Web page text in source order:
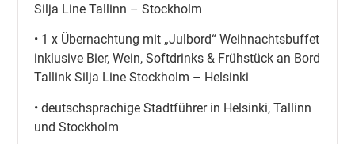
Silja Line Tallinn – Stockholm
• 1 x Übernachtung mit „Julbord“ Weihnachtsbuffet
inklusive Bier, Wein, Softdrinks & Frühstück an Bord
Tallink Silja Line Stockholm – Helsinki
• deutschsprachige Stadtführer in Helsinki, Tallinn
und Stockholm